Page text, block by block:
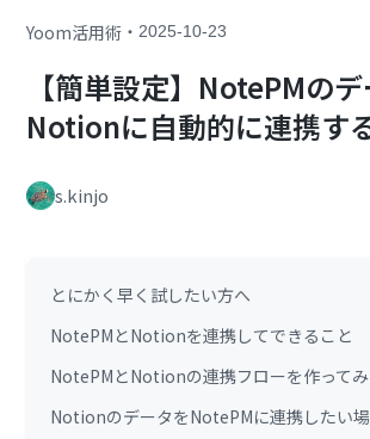
Yoom活用術 ・2025-10-23
【簡単設定】NotePMの
Notionに自動的に連携す
s.kinjo
とにかく早く試したい方へ
NotePMとNotionを連携してできること
NotePMとNotionの連携フローを作ってみ
NotionのデータをNotePMに連携したい